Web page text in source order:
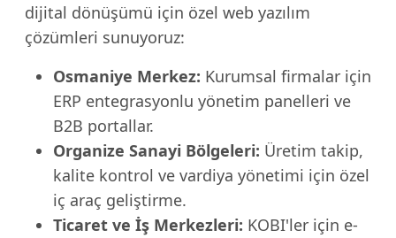
dijital dönüşümü için özel web yazılım
çözümleri sunuyoruz:
Osmaniye Merkez: Kurumsal firmalar için
ERP entegrasyonlu yönetim panelleri ve
B2B portallar.
Organize Sanayi Bölgeleri: Üretim takip,
kalite kontrol ve vardiya yönetimi için özel
iç araç geliştirme.
Ticaret ve İş Merkezleri: KOBI'ler için e-